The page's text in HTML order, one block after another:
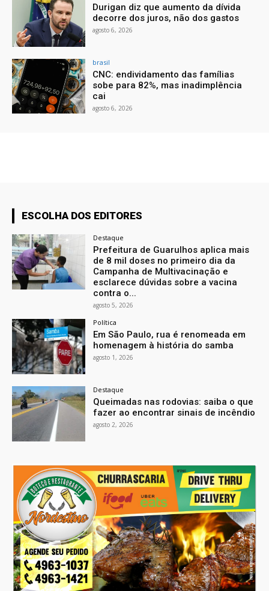
Durigan diz que aumento da dívida
decorre dos juros, não dos gastos
agosto 6, 2026
brasil
CNC: endividamento das famílias
sobe para 82%, mas inadimplência
cai
agosto 6, 2026
ESCOLHA DOS EDITORES
Destaque
Prefeitura de Guarulhos aplica mais
de 8 mil doses no primeiro dia da
Campanha de Multivacinação e
esclarece dúvidas sobre a vacina
contra o...
agosto 5, 2026
Política
Em São Paulo, rua é renomeada em
homenagem à história do samba
agosto 1, 2026
Destaque
Queimadas nas rodovias: saiba o que
fazer ao encontrar sinais de incêndio
agosto 2, 2026